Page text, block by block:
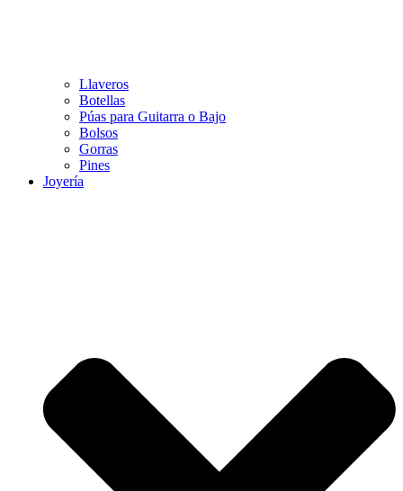
Llaveros
Botellas
Púas para Guitarra o Bajo
Bolsos
Gorras
Pines
Joyería